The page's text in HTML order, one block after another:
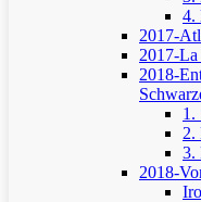
4.
2017-
2017-
2018-
1.
2.
3.
2018-